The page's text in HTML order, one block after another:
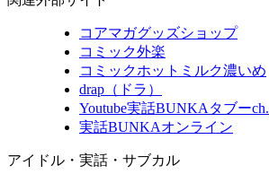
コアマガグッズショップ
コミック外楽
コミックホットミルク濃いめ
drap（ドラ）
Youtube実話BUNKAタブーch.
実話BUNKAオンライン
アイドル・実話・サブカル